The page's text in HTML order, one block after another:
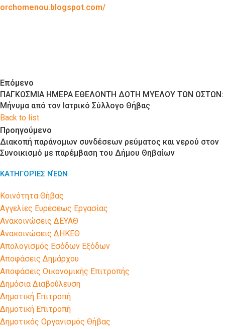
orchomenou.blogspot.com/
Επόμενο
ΠΑΓΚΟΣΜΙΑ ΗΜΕΡΑ ΕΘΕΛΟΝΤΗ ΔΟΤΗ ΜΥΕΛΟΥ ΤΩΝ ΟΣΤΩΝ:
Μήνυμα από τον Ιατρικό Σύλλογο Θήβας
Back to list
Προηγούμενο
Διακοπή παράνομων συνδέσεων ρεύματος και νερού στον
Συνοικισμό με παρέμβαση του Δήμου Θηβαίων
ΚΑΤΗΓΟΡΊΕΣ ΝΈΩΝ
Kοινότητα Θήβας
Αγγελίες Ευρέσεως Εργασίας
Ανακοινώσεις ΔΕΥΑΘ
Ανακοινώσεις ΔΗΚΕΘ
Απολογισμός Εσόδων Εξόδων
Αποφάσεις Δημάρχου
Αποφάσεις Οικονομικής Επιτροπής
Δημόσια Διαβούλευση
Δημοτική Επιτροπή
Δημοτική Επιτροπή
Δημοτικός Οργανισμός Θήβας